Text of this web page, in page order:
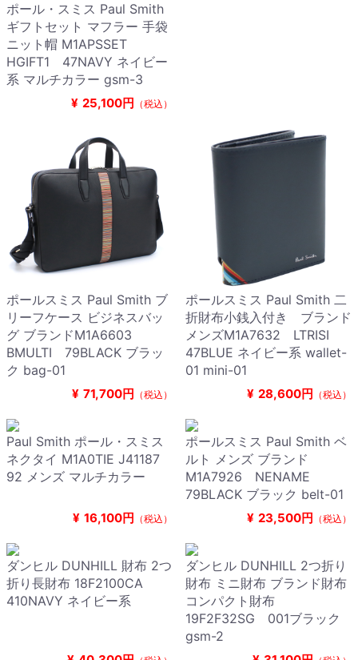
ポール・スミス Paul Smith
ギフトセット マフラー 手袋
ニット帽 M1APSSET
HGIFT1 47NAVY ネイビー
系 マルチカラー gsm-3
¥ 25,100円 （税込）
ポールスミス Paul Smith ブ
リーフケース ビジネスバッ
グ ブランドM1A6603
BMULTI 79BLACK ブラッ
ク bag-01
¥ 71,700円 （税込）
ポールスミス Paul Smith 二
折財布小銭入付き ブランド
メンズM1A7632 LTRISI
47BLUE ネイビー系 wallet-
01 mini-01
¥ 28,600円 （税込）
Paul Smith ポール・スミス
ネクタイ M1A0TIE J41187
92 メンズ マルチカラー
¥ 16,100円 （税込）
ポールスミス Paul Smith ベ
ルト メンズ ブランド
M1A7926 NENAME
79BLACK ブラック belt-01
¥ 23,500円 （税込）
ダンヒル DUNHILL 財布 2つ
折り長財布 18F2100CA
410NAVY ネイビー系
ダンヒル DUNHILL 2つ折り
財布 ミニ財布 ブランド財布
コンパクト財布
19F2F32SG 001ブラック
gsm-2